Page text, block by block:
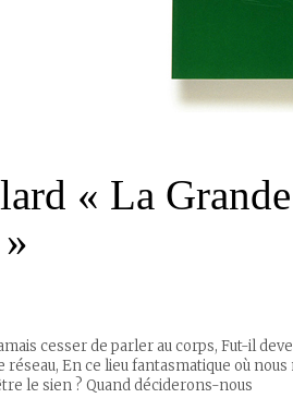
« La
cesser de parler au corps, Fut-il
réseau, En ce lieu fantasmatique où
le sien ? Quand déciderons-nous